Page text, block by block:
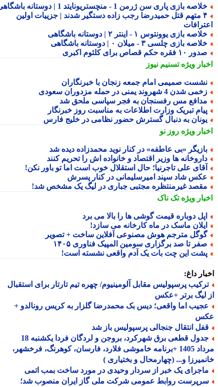
بازی پاری سن ژرمن 1 - منچستریونایتد 1 | دوستانه باشگاهی
۴ متهم قتل حمیدرضا رجب زاده دستگیر شدند | جزییات اولین
بازی یوونتوس ۱ - اینتر ۲ | دوستانه باشگاهی
بازی چلسی ۳ - میلان ۰ | دوستانه باشگاهی
۱۰ فقره حکم قصاص برای کلثوم اکبری
ویژهتسنیم نیوز
صمیمی امام جمعه زنجان با خبرنگاران
شدن 4 شهروند یمنی در حمله مزدوران سعودی
مس رفسنجان به فجر سپاسی ملحق شد
تبریک وزارت اطلاعات به مناسبت روز خبرنگار
به دنبال گسترش حضور نظامی در خلیج فارس
ویژهروز نو
«بی عاطفه» در کنار نوید محمدزاده دیده شد
ها وزیر اقتصاد و خانواده اش را تحریم کنند
علی تاجرنیا؛ حال استقلال خوب است اما تو باور نکن!
شاد سپند امیرسلیمانی در کنار پسرش
غیرمنتظره مجتبی جباری در لیگ یک مشخص شد!
ویژهتک ناک
دوباره قیمت گوشی ها را بالا می برد
ماسک در ماه کارخانه می سازد!
مترجم هوش مصنوعی آفلاین ساخت + تصویر
تا صد برگزاری سومین المپیک فناوری ۱۴۰۵
این چت بات یک آدم واقعی نشسته است!
داغ:
پرسپولیس مقابل آلومینیوم/ چهره تیم تارتار برای استقبال
لیگ برتر +عکس
اما واقعی؛ دیس بک محمدرضا گلزار به کریس رونالدو +
انتقال جنجالی پرسپولیس باز شد
جدول قطعی برق شهرکرد، بروجن و لردگان فردا یکشنبه 18
مرداد 1405 +برنامه خاموشی فلارد، فارسان، کوهرنگ، فرخشهر،
و... (چهارمحال و بختیاری )
یک خبر از سردار وحیدی در مورد ساخت بمب اتمی
روابط عمومی شرکت ملی گاز ایران منصوب شد؛